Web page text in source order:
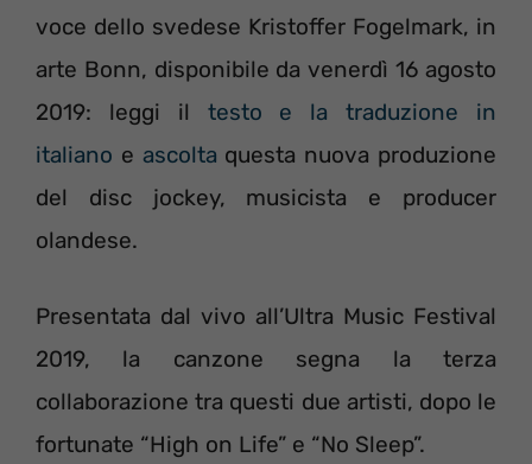
voce dello svedese Kristoffer Fogelmark, in
arte Bonn, disponibile da venerdì 16 agosto
2019: leggi il testo e la traduzione in
italiano e ascolta questa nuova produzione
del disc jockey, musicista e producer
olandese.
Presentata dal vivo all’Ultra Music Festival
2019, la canzone segna la terza
collaborazione tra questi due artisti, dopo le
fortunate “High on Life” e “No Sleep”.